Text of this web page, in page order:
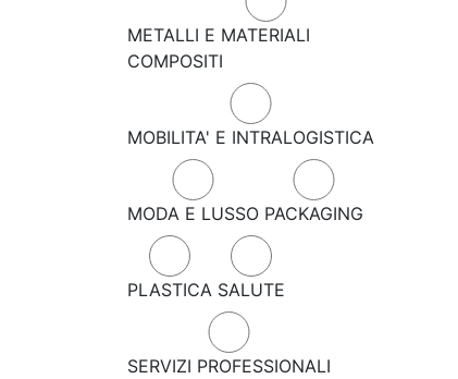
METALLI E MATERIALI
COMPOSITI
MOBILITA' E INTRALOGISTICA
MODA E LUSSO PACKAGING
PLASTICA SALUTE
SERVIZI PROFESSIONALI